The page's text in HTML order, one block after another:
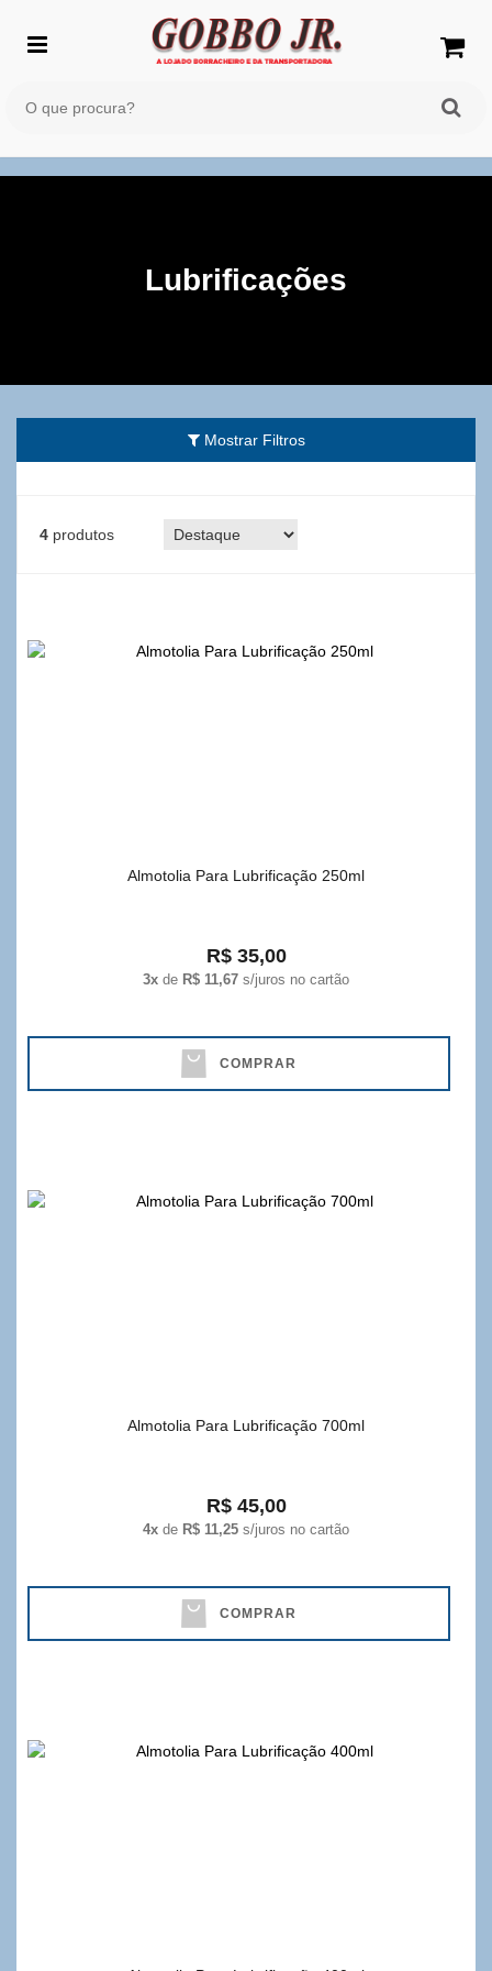
Lubrificações
Mostrar Filtros
4 produtos
Almotolia Para Lubrificação 250ml
R$ 35,00
3x de R$ 11,67 s/juros no cartão
COMPRAR
Almotolia Para Lubrificação 700ml
R$ 45,00
4x de R$ 11,25 s/juros no cartão
COMPRAR